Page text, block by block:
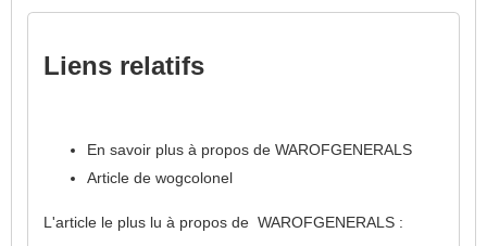
Liens relatifs
En savoir plus à propos de WAROFGENERALS
Article de wogcolonel
L'article le plus lu à propos de WAROFGENERALS :